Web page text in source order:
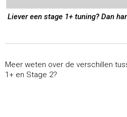
Liever een stage 1+ tuning? Dan
Meer weten over de verschillen
1+ en Stage 2?